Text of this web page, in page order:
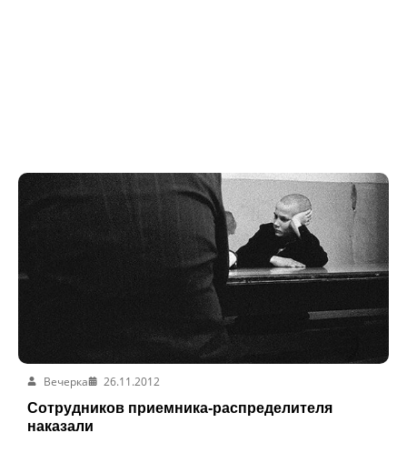
Вечерка
26.11.2012
Сотрудников приемника-распределителя
наказали